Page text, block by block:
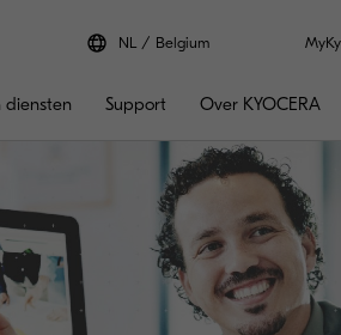
NL Belgium
diensten Support Over KYOCERA